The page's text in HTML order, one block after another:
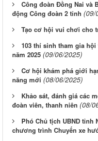
Công đoàn Đồng Nai và
động Công đoàn 2 tỉnh (09/
Tạo cơ hội vui chơi cho
103 thí sinh tham gia
năm 2025 (09/06/2025)
Cơ hội khám phá giới
năng mới (08/06/2025)
Khảo sát, đánh giá các
đoàn viên, thanh niên (08/
Phó Chủ tịch UBND tỉnh
chương trình Chuyến xe